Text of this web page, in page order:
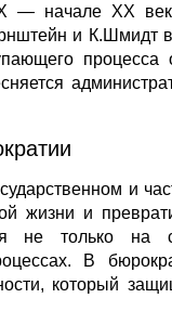
— нача­ле XX
и К.Шмидт
и
жизни и
не только на
В
который